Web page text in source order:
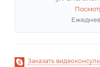
Заказать